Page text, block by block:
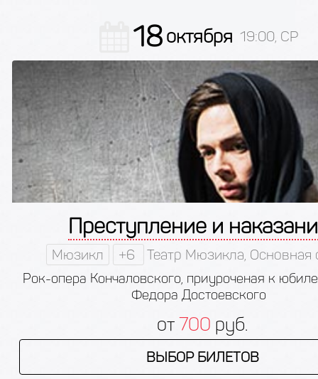
18октября 19:00, СР
Преступление и
Мюзикл +6 Театр Мюзикла, Основная
Рок-опера Кончаловского, приуроченая к
Федора Достоевского
от700 руб.
ВЫБОР БИЛЕТОВ